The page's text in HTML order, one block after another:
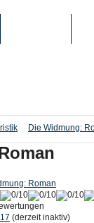
Die Widmung:
Roman
(derzeit inaktiv)